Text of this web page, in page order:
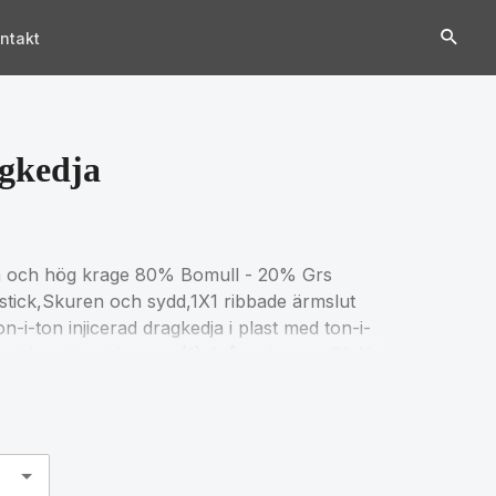
och hög krage 80% Bomull - 20% Grs
och sydd,1X1 ribbade ärmslut
i-ton injicerad dragkedja i plast med ton-i-
För matchande storlekar, se